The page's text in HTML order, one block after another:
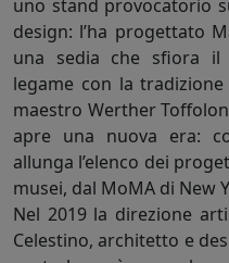
uno stand provocatorio
design: l’ha progettato
una sedia che sfiora il
legame con la
maestro Werther
apre una nuova era:
allunga l’elenco dei
musei, dal MoMA di New
Nel 2019 la direzione
Celestino, architetto e